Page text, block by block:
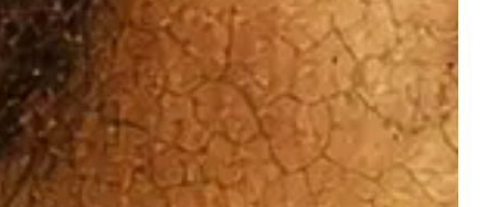
ACTUALITÉS
SENSIBILISATION